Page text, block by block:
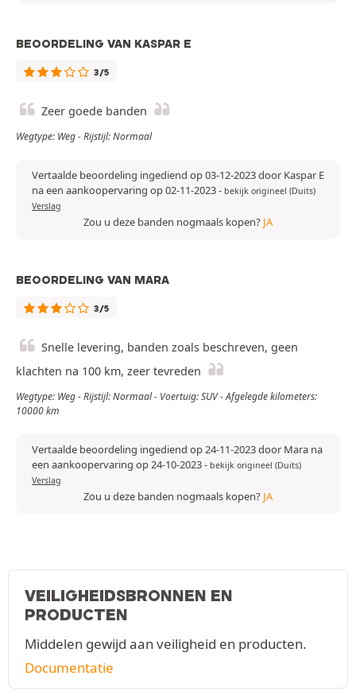
BEOORDELING VAN KASPAR E
3/5
Zeer goede banden
Wegtype: Weg - Rijstijl: Normaal
Vertaalde beoordeling ingediend op 03-12-2023 door Kaspar E
na een aankoopervaring op 02-11-2023- bekijk origineel (Duits)
Verslag
Zou u deze banden nogmaals kopen? JA
BEOORDELING VAN MARA
3/5
Snelle levering, banden zoals beschreven, geen
klachten na 100 km, zeer tevreden
Wegtype: Weg - Rijstijl: Normaal - Voertuig: SUV - Afgelegde kilometers:
10000 km
Vertaalde beoordeling ingediend op 24-11-2023 door Mara na
een aankoopervaring op 24-10-2023- bekijk origineel (Duits)
Verslag
Zou u deze banden nogmaals kopen? JA
VEILIGHEIDSBRONNEN EN
PRODUCTEN
Middelen gewijd aan veiligheid en producten.
Documentatie